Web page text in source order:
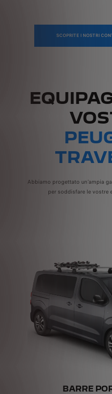
SCOPRITE I NOSTRI
Abbiamo progettato un’ampia
per soddisfare le vostre
BARRE